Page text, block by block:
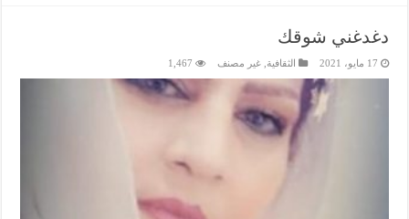
دغدغني شوقك
17 مايو، 2021 الثقافية,غير مصنف 1,467